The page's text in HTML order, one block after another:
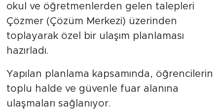
okul ve öğretmenlerden gelen talepleri
Çözmer (Çözüm Merkezi) üzerinden
toplayarak özel bir ulaşım planlaması
hazırladı.
Yapılan planlama kapsamında, öğrencilerin
toplu halde ve güvenle fuar alanına
ulaşmaları sağlanıyor.